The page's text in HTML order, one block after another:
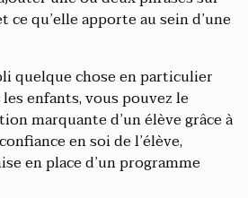
qu’elle apporte au sein d’une
quelque chose en particulier
les enfants, vous pouvez le
marquante d’un élève grâce à
en soi de l’élève,
en place d’un programme